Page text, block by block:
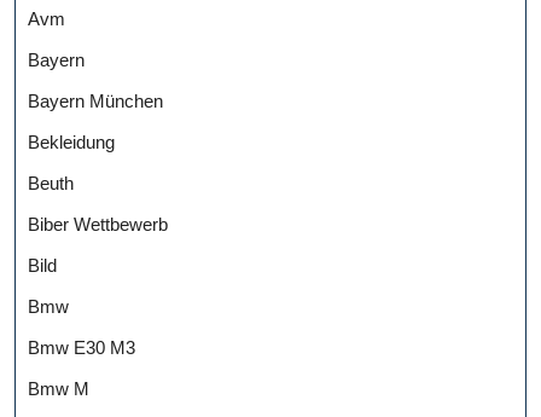
Avm
Bayern
Bayern München
Bekleidung
Beuth
Biber Wettbewerb
Bild
Bmw
Bmw E30 M3
Bmw M